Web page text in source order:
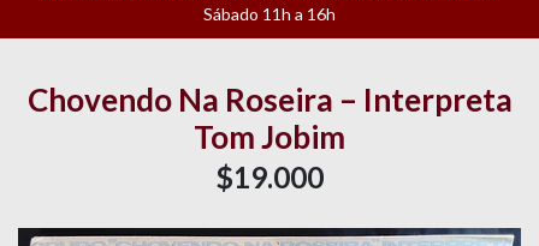
Sábado 11h a 16h
Chovendo Na Roseira – Interpreta
Tom Jobim
$19.000